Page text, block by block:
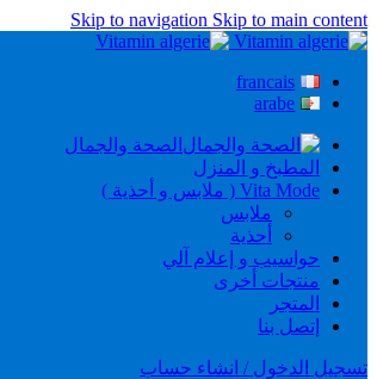
Skip to navigation Skip to main content
francais
arabe
الصحة والجمال
المطبخ و المنزل
Vita Mode ( ملابس و أحذية )
ملابس
أحذية
حواسيب و إعلام آلي
منتجات أخرى
المتجر
إتصل بنا
تسجيل الدخول / انشاء حساب